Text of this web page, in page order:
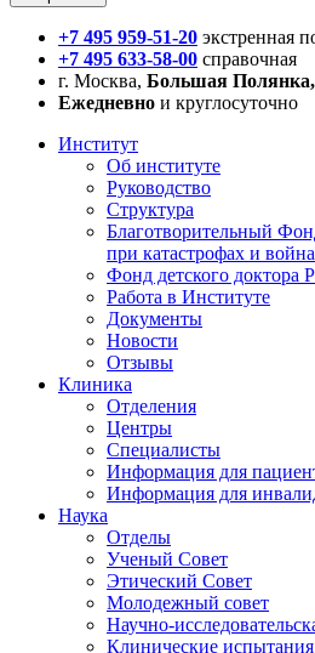
+7 495 959-51-20 экстренная
+7 495 633-58-00 справочная
г. Москва, Большая
Ежедневно и круглосуточно
Институт
Об институте
Руководство
Структура
Благотворительный
при катастрофах и
Фонд детского доктора
Работа в Институте
Документы
Новости
Отзывы
Клиника
Отделения
Центры
Специалисты
Информация для
Информация для
Наука
Отделы
Ученый Совет
Этический Совет
Молодежный совет
Научно-
Клинические испытания